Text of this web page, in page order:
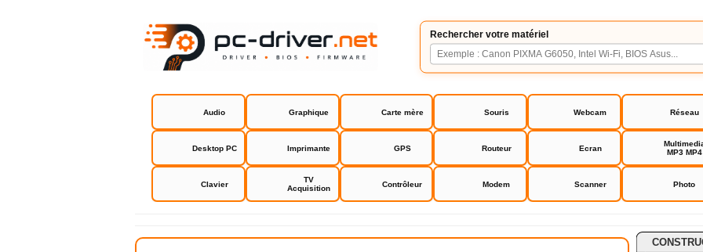
Rechercher votre matériel
Audio Graphique Carte mère Souris Webcam Réseau
Desktop PC Imprimante GPS Routeur Ecran
MP3 MP4
Clavier
TV
Acquisition
Contrôleur Modem Scanner Photo
Axis Communications